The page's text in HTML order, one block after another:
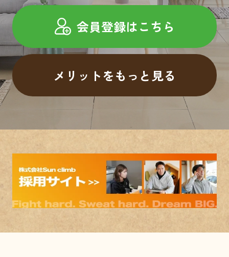
会員登録はこちら
メリットをもっと見る